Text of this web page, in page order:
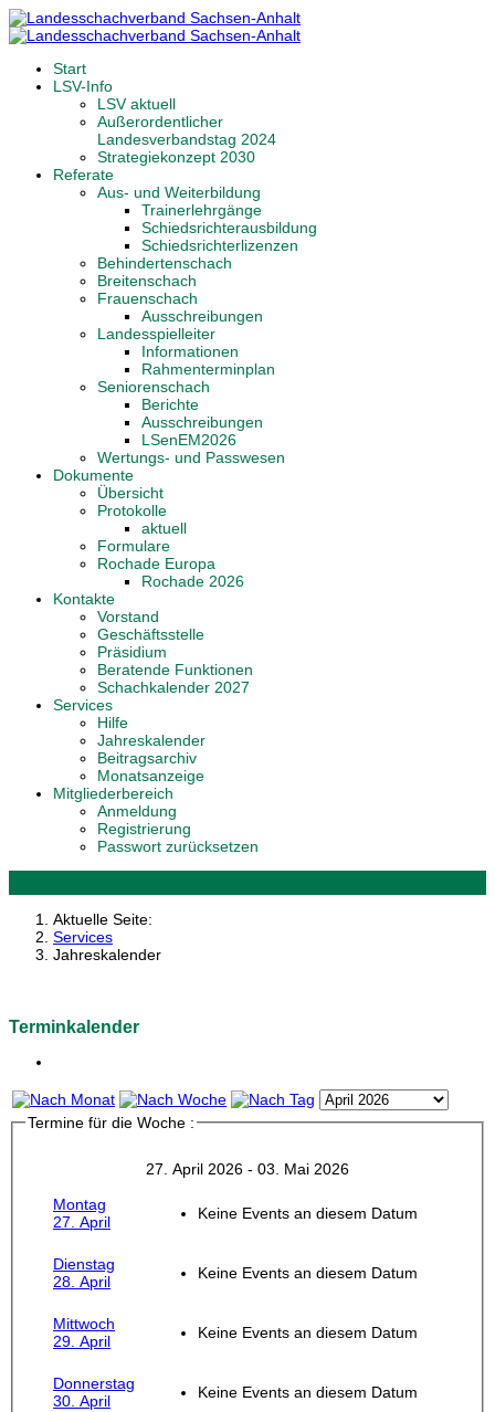
Start
LSV-Info
LSV aktuell
Außerordentlicher
Landesverbandstag 2024
Strategiekonzept 2030
Referate
Aus- und Weiterbildung
Trainerlehrgänge
Schiedsrichterausbildung
Schiedsrichterlizenzen
Behindertenschach
Breitenschach
Frauenschach
Ausschreibungen
Landesspielleiter
Informationen
Rahmenterminplan
Seniorenschach
Berichte
Ausschreibungen
LSenEM2026
Wertungs- und Passwesen
Dokumente
Übersicht
Protokolle
aktuell
Formulare
Rochade Europa
Rochade 2026
Kontakte
Vorstand
Geschäftsstelle
Präsidium
Beratende Funktionen
Schachkalender 2027
Services
Hilfe
Jahreskalender
Beitragsarchiv
Monatsanzeige
Mitgliederbereich
Anmeldung
Registrierung
Passwort zurücksetzen
Aktuelle Seite:
Services
Jahreskalender
Terminkalender
Termine für die Woche :
27. April 2026 - 03. Mai 2026
Montag
27. April
Keine Events an diesem Datum
Dienstag
28. April
Keine Events an diesem Datum
Mittwoch
29. April
Keine Events an diesem Datum
Donnerstag
30. April
Keine Events an diesem Datum